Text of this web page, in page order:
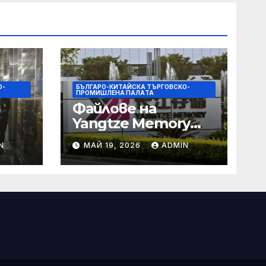
и
БЪЛГАРО-КИТАЙСКА ТЪРГОВСКО-
ПРОМИШЛЕНА ПАЛAТА
Файлове на
Yangtze Memory
Technologies
(YMTC) за IPO на
STAR Market
МАЙ 19, 2026 ADMIN